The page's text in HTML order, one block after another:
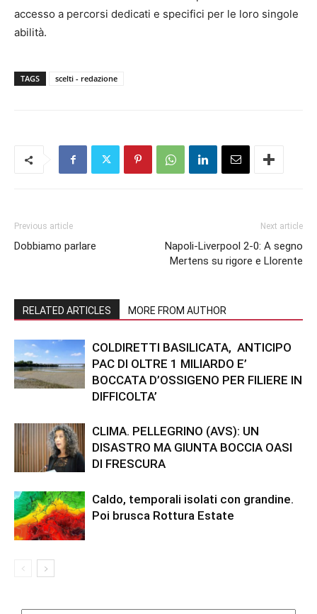
accesso a percorsi dedicati e specifici per le loro singole
abilità.
TAGS scelti - redazione
Previous article
Dobbiamo parlare
Next article
Napoli-Liverpool 2-0: A segno
Mertens su rigore e Llorente
RELATED ARTICLES MORE FROM AUTHOR
COLDIRETTI BASILICATA, ANTICIPO
PAC DI OLTRE 1 MILIARDO E’
BOCCATA D’OSSIGENO PER FILIERE IN
DIFFICOLTA’
CLIMA. PELLEGRINO (AVS): UN
DISASTRO MA GIUNTA BOCCIA OASI
DI FRESCURA
Caldo, temporali isolati con grandine.
Poi brusca Rottura Estate
Categorie